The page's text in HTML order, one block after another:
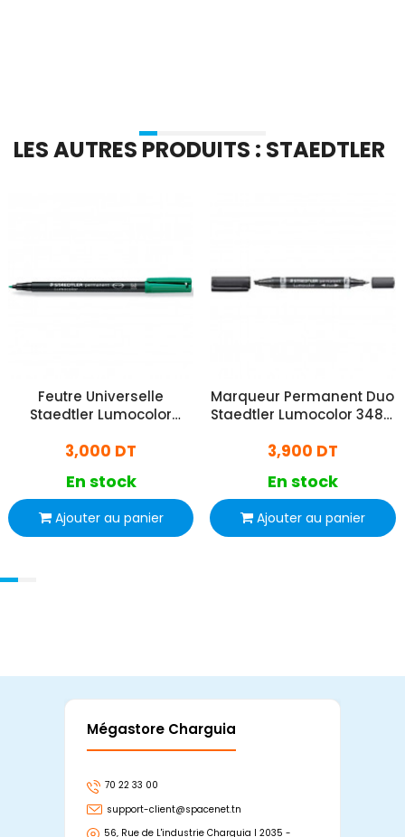
LES AUTRES PRODUITS : STAEDTLER
Feutre Universelle
Staedtler Lumocolor
3,000 DT
En stock
Ajouter au panier
Marqueur Permanent Duo
Staedtler Lumocolor 348 B
3,900 DT
En stock
Ajouter au panier
Mégastore Charguia
70 22 33 00
support-client@spacenet.tn
56, Rue de L'industrie Charguia I 2035 -